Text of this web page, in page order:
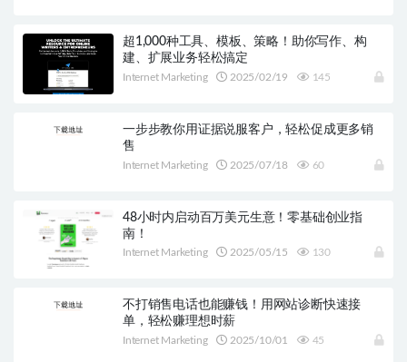
超1,000种工具、模板、策略！助你写作、构
建、扩展业务轻松搞定
Internet Marketing 2025/02/19 145
一步步教你用证据说服客户，轻松促成更多销
售
Internet Marketing 2025/07/18 60
48小时内启动百万美元生意！零基础创业指
南！
Internet Marketing 2025/05/15 130
不打销售电话也能赚钱！用网站诊断快速接
单，轻松赚理想时薪
Internet Marketing 2025/10/01 45